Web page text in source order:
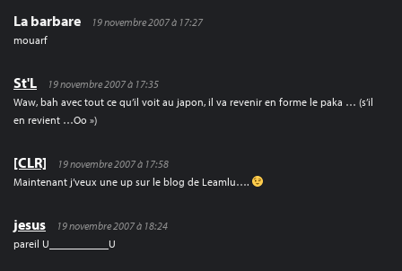
La barbare
19 novembre 2007 à 17:27
mouarf
St'L
19 novembre 2007 à 17:35
Waw, bah avec tout ce qu’il voit au japon, il va revenir en forme le paka … (s’il
en revient …Oo »)
[CLR]
19 novembre 2007 à 17:58
Maintenant j’veux une up sur le blog de Leamlu….
jesus
19 novembre 2007 à 18:24
pareil U___________U